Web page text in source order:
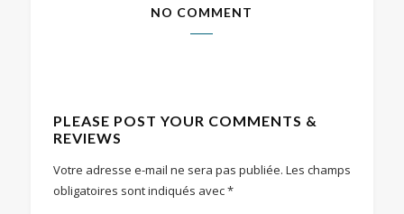
NO COMMENT
PLEASE POST YOUR COMMENTS &
REVIEWS
Votre adresse e-mail ne sera pas publiée. Les champs
obligatoires sont indiqués avec*